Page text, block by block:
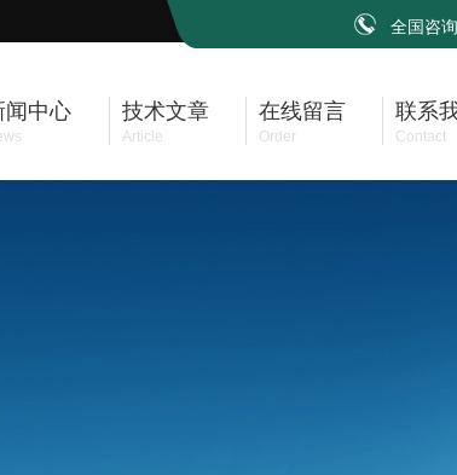
全国咨
闻中心 技术文章
Article
在线留言
Order
联系
Contact